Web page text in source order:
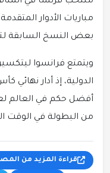
مباريات الأدوار
بعض النسخ السابقة
ويتمتع فرانسوا
من البطولة في الوقت
قراءة المزيد من